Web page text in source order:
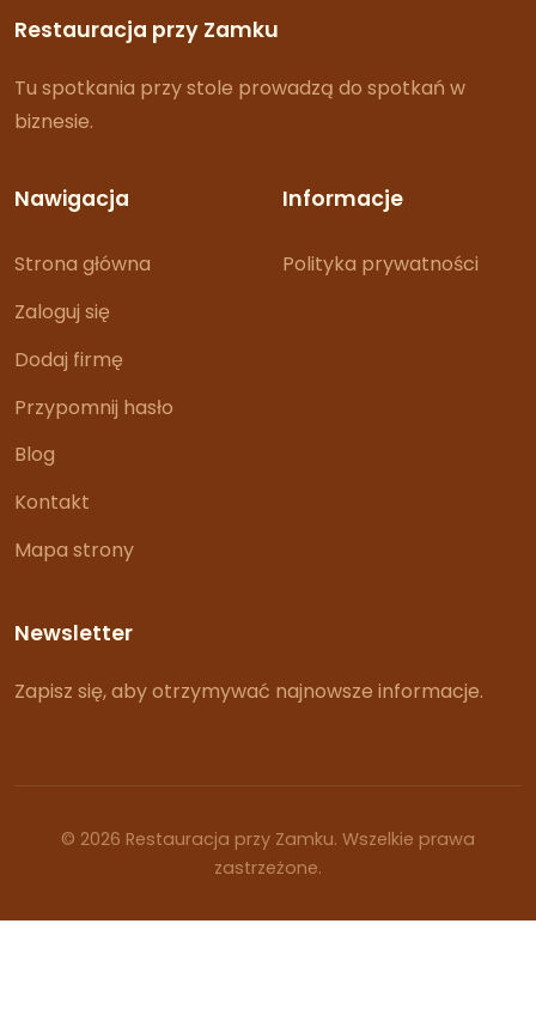
Restauracja przy Zamku
Tu spotkania przy stole prowadzą do spotkań w
biznesie.
Nawigacja
Strona główna
Zaloguj się
Dodaj firmę
Przypomnij hasło
Blog
Kontakt
Mapa strony
Informacje
Polityka prywatności
Newsletter
Zapisz się, aby otrzymywać najnowsze informacje.
© 2026 Restauracja przy Zamku. Wszelkie prawa
zastrzeżone.